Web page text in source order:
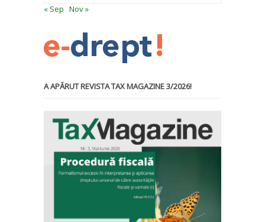
« Sep Nov »
A APĂRUT REVISTA TAX MAGAZINE 3/2026!